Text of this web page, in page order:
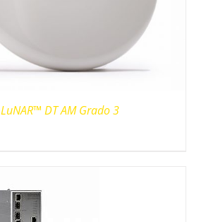
LuNAR™ DT AM Grado 3